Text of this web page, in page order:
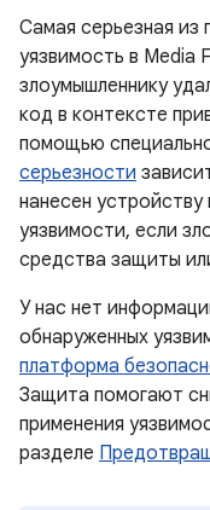
Самая серьезная из
уязвимость в Media
злоумышленнику
код в контексте
помощью
серьезности
нанесен
уязвимости, если
средства защиты
У нас нет
обнаруженных
платформа
Защита помогают
применения
разделе